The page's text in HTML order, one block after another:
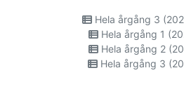
Hela årgång 3
Hela årgång 1
Hela årgång 2
Hela årgång 3